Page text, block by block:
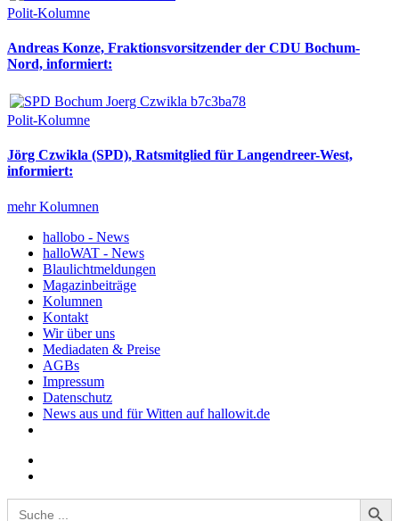
Polit-Kolumne
Andreas Konze, Fraktionsvorsitzender der CDU Bochum-
Nord, informiert:
Polit-Kolumne
Jörg Czwikla (SPD), Ratsmitglied für Langendreer-West,
informiert:
mehr Kolumnen
hallobo - News
halloWAT - News
Blaulichtmeldungen
Magazinbeiträge
Kolumnen
Kontakt
Wir über uns
Mediadaten & Preise
AGBs
Impressum
Datenschutz
News aus und für Witten auf hallowit.de
Search
Search Button